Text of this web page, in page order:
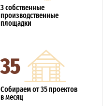
3 собственные
производственные
площадки
35
Собираем от 35 проектов
в месяц